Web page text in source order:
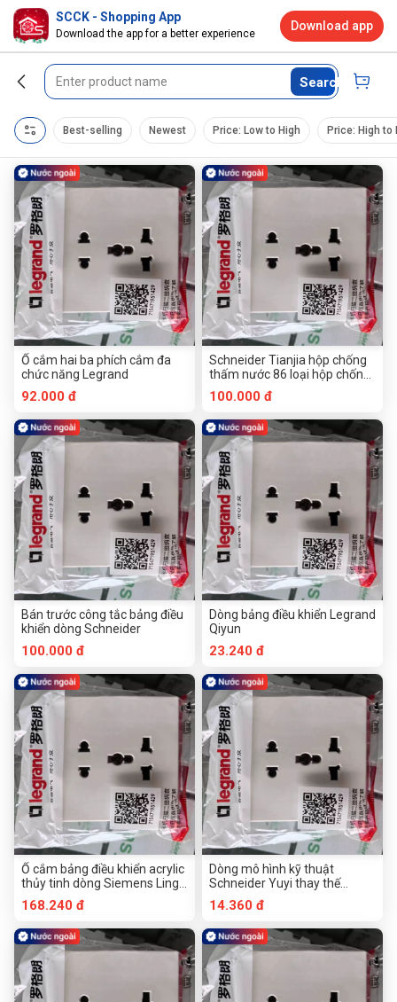
Search
Best-selling Newest Price: Low to High Price: High to
Ổ cắm hai ba phích cắm đa
chức năng Legrand
92.000 đ
Bán trước công tắc bảng điều
khiển dòng Schneider
100.000 đ
Ổ cắm bảng điều khiển acrylic
thủy tinh dòng Siemens Lingli
chính hãng không khung (cần
đặt hàng)
168.240 đ
Schneider Tianjia hộp chống
thấm nước 86 loại hộp chống
văng trong suốt
100.000 đ
Dòng bảng điều khiển Legrand
Qiyun
23.240 đ
Dòng mô hình kỹ thuật
Schneider Yuyi thay thế
Changyi
14.360 đ
SCCK - Shopping App
Download the app for a better experience
Download app